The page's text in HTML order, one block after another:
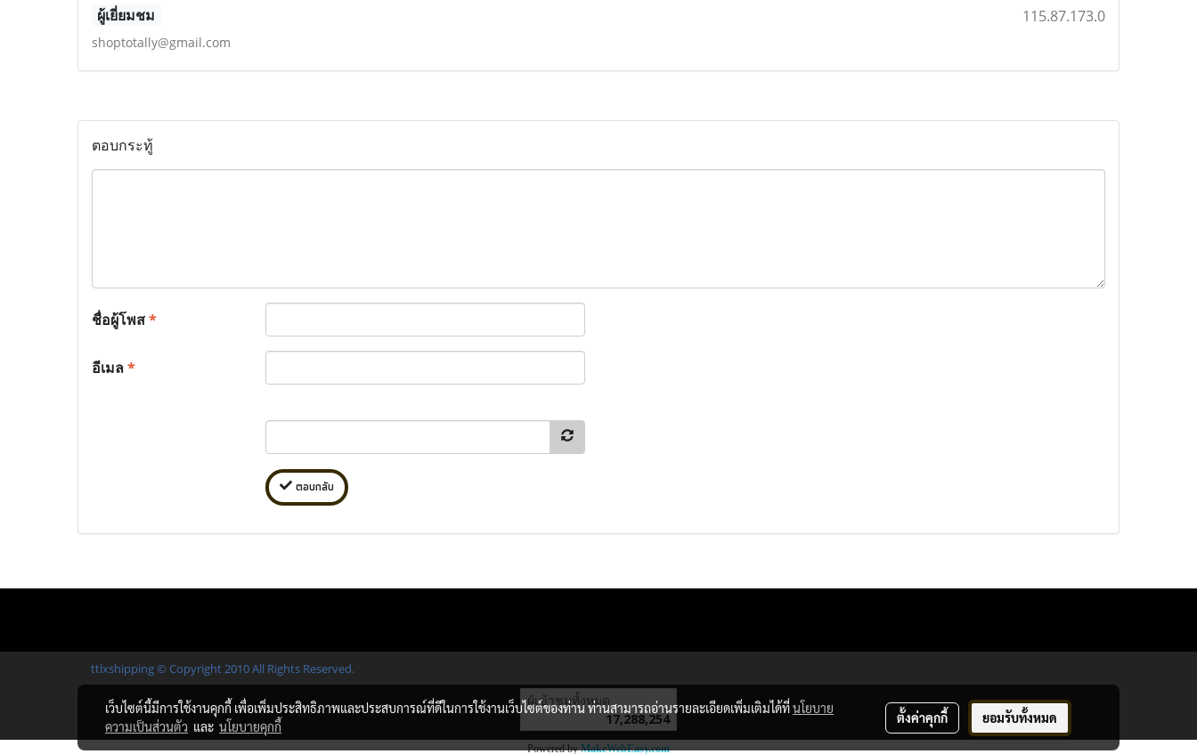
ผู้เยี่ยมชม
shoptotally@gmail.com
115.87.173.0
ตอบกระทู้
ชื่อผู้โพส*
อีเมล*
ตอบกลับ
ttlxshipping © Copyright 2010 All Rights Reserved.
ผู้เข้าชมวันนี้ 26,135
Powered byMakeWebEasy.com
เว็บไซต์นี้มีการใช้งานคุกกี้ เพื่อเพิ่มประสิทธิภาพและประสบการณ์ที่ดีในการใช้งานเว็บไซต์ของท่าน ท่านสามารถอ่านรายละเอียดเพิ่มเติมได้ที่นโยบาย
ความเป็นส่วนตัว และ นโยบายคุกกี้
ตั้งค่าคุกกี้ ยอมรับทั้งหมด